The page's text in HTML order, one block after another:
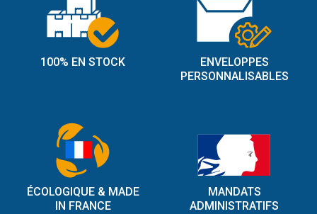
100% EN STOCK
ENVELOPPES
PERSONNALISABLES
ÉCOLOGIQUE & MADE
IN FRANCE
MANDATS
ADMINISTRATIFS